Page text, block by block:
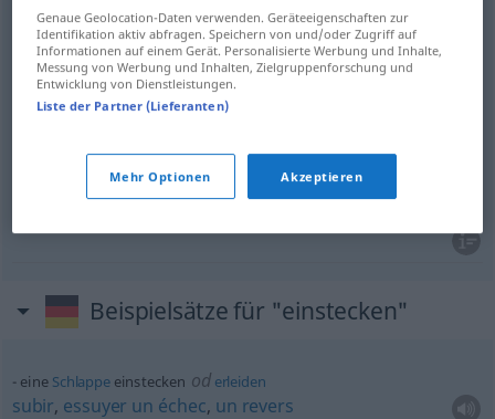
empocher einsteckenin die Tasche
encaisser UMG einstecken
einsteckenBeleidigung, Vorwurf
Beispielsätze für "einstecken"
eine Schlappeeinstecken oderleiden
subir, essuyer un échec, un revers
Genaue Geolocation-Daten verwenden. Geräteeigenschaften zur
Identifikation aktiv abfragen. Speichern von und/oder Zugriff auf
Informationen auf einem Gerät. Personalisierte Werbung und Inhalte,
Messung von Werbung und Inhalten, Zielgruppenforschung und
Entwicklung von Dienstleistungen.
Liste der Partner (Lieferanten)
Mehr Optionen Akzeptieren